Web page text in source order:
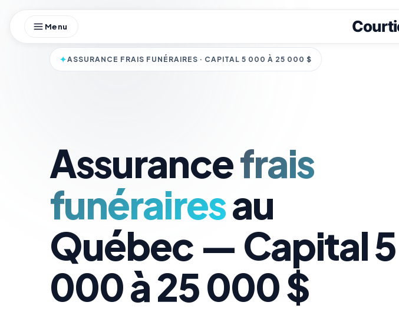
✦ASSURANCE FRAIS FUNÉRAIRES · CAPITAL 5 000 À 25 000 $
Assurancefrais
funérairesau
Québec — Capital 5
000 à 25 000 $